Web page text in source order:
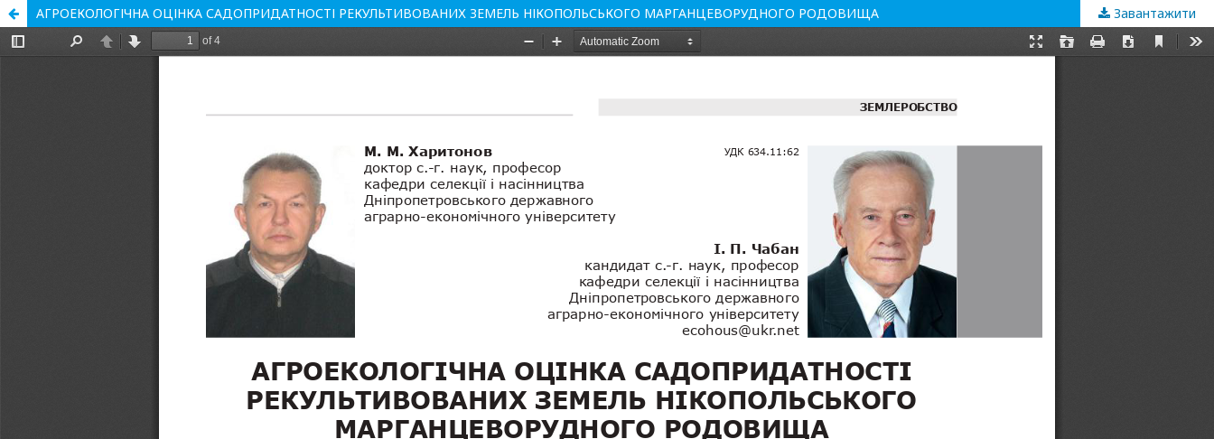
АГРОЕКОЛОГІЧНА ОЦІНКА САДОПРИДАТНОСТІ РЕКУЛЬТИВОВАНИХ ЗЕМЕЛЬ НІКОПОЛЬСЬКОГО МАРГАНЦЕВОРУДНОГО РОДОВИЩА Завантажити